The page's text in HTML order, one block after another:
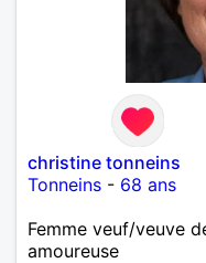
christine tonneins
Tonneins - 68 ans
Femme veuf/veuve
amoureuse